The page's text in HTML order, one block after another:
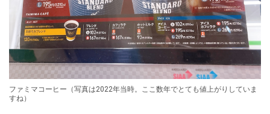
ファミマコーヒー（写真は2022年当時。ここ数年でとても値上がりしていま
すね）